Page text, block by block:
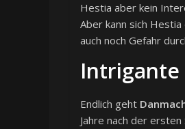
Hestia aber kein
Aber kann sich
auch noch Gefahr
Endlich geht
Jahre nach der